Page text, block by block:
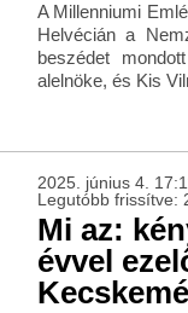
A Millenniumi
Helvécián a
beszédet
alelnöke, és Kis
2025. június 4.
Legutóbb frissítve:
Mi az:
évvel